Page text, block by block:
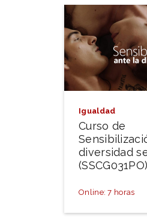
Igualdad
Curso de
diversidad
(SSCG031PO)
Online: 7 horas